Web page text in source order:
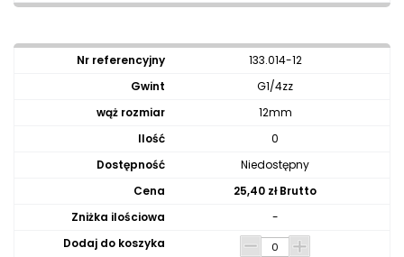
133.014-12
G1/4zz
12mm
0
Niedostępny
25,40 zł Brutto
-